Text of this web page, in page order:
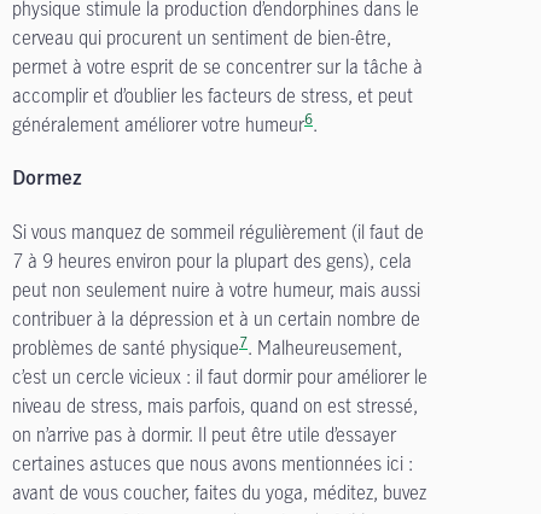
physique stimule la production d’endorphines dans le
cerveau qui procurent un sentiment de bien-être,
permet à votre esprit de se concentrer sur la tâche à
accomplir et d’oublier les facteurs de stress, et peut
généralement améliorer votre humeur6.
Dormez
Si vous manquez de sommeil régulièrement (il faut de
7 à 9 heures environ pour la plupart des gens), cela
peut non seulement nuire à votre humeur, mais aussi
contribuer à la dépression et à un certain nombre de
problèmes de santé physique7. Malheureusement,
c’est un cercle vicieux : il faut dormir pour améliorer le
niveau de stress, mais parfois, quand on est stressé,
on n’arrive pas à dormir. Il peut être utile d’essayer
certaines astuces que nous avons mentionnées ici :
avant de vous coucher, faites du yoga, méditez, buvez